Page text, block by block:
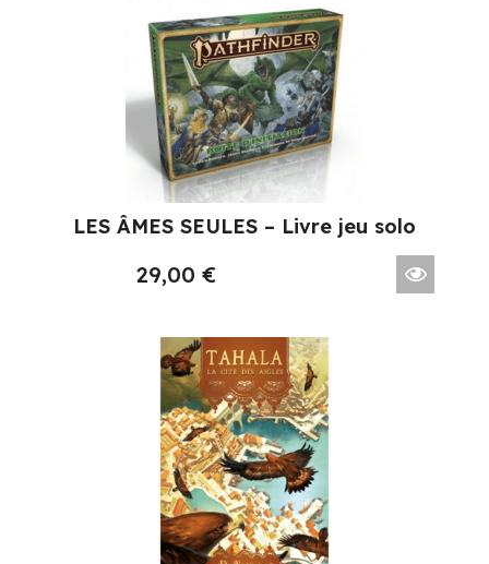
LES ÂMES SEULES – Livre jeu solo
29,00€